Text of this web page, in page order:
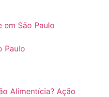
São Paulo
Paulo
Alimentícia? Ação